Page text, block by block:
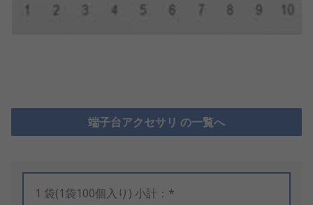
端子台アクセサリ の一覧へ
1 袋(1袋100個入り) 小計：*